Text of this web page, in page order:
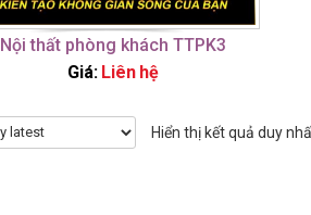
Nội thất phòng khách TTPK3
Giá: Liên hệ
Hiển thị kết quả duy